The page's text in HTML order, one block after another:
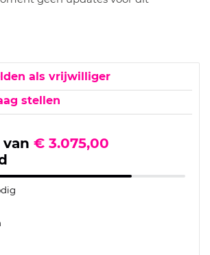
als vrijwilliger
stellen
van € 3.075,00